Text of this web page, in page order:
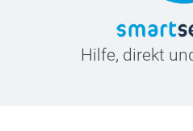
Hilfe, direkt